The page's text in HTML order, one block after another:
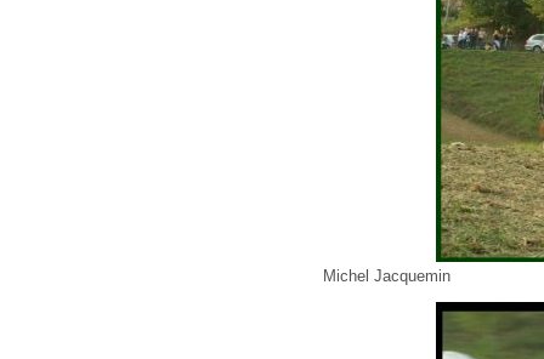
Michel Jacquemin